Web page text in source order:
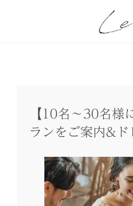
【10名～30名様
ランをご案内&ド